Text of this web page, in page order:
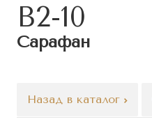
B2-10
Сарафан
Назад в каталог